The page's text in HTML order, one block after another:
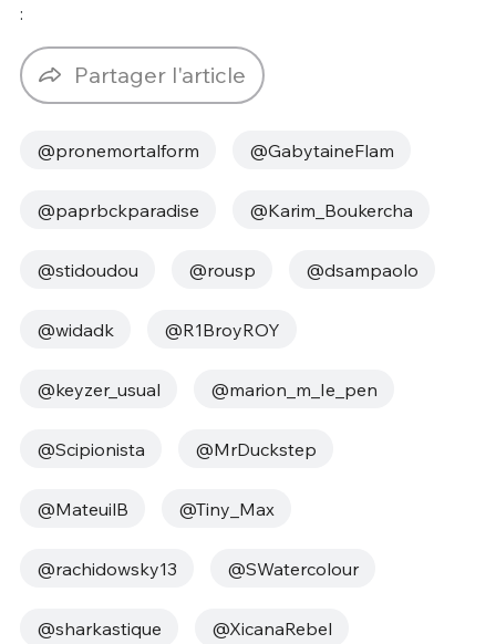
:
Partager l'article
@pronemortalform @GabytaineFlam
@paprbckparadise @Karim_Boukercha
@stidoudou @rousp @dsampaolo
@widadk @R1BroyROY
@keyzer_usual @marion_m_Ie_pen
@Scipionista @MrDuckstep
@MateuilB @Tiny_Max
@rachidowsky13 @SWatercolour
@sharkastique @XicanaRebel